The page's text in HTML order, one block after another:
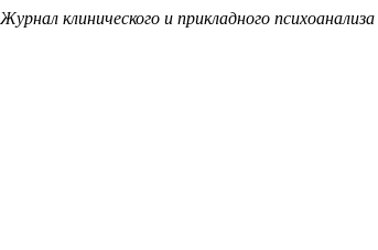
Журнал клинического и прикладного психоанализа